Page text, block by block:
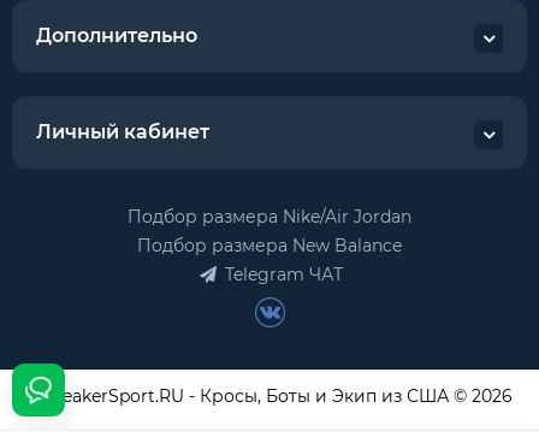
Дополнительно
Личный кабинет
Подбор размера Nike/Air Jordan
Подбор размера New Balance
Telegram ЧАТ
USneakerSport.RU - Кросы, Боты и Экип из США © 2026